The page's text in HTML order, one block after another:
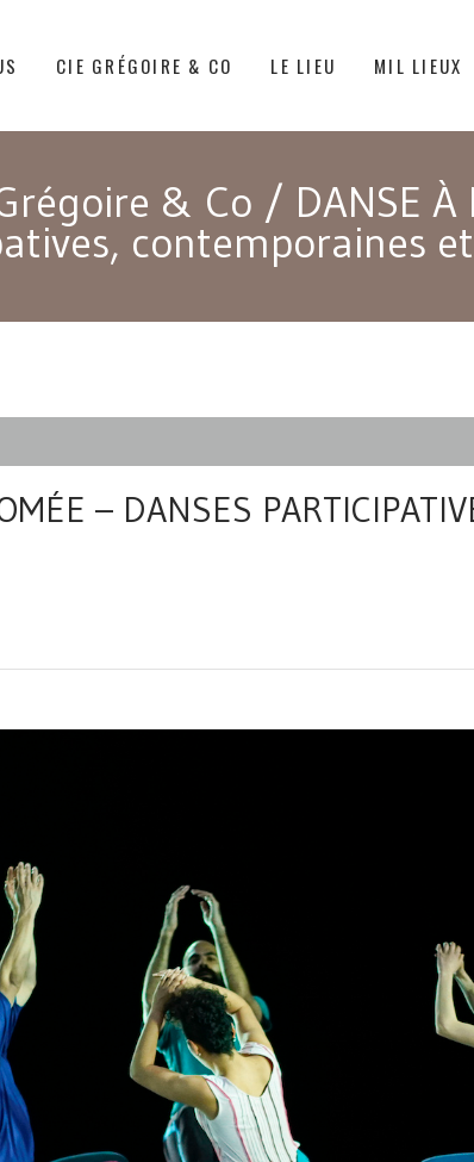
CIE GRÉGOIRE & CO LE LIEU MIL LIEUX
& Co / DANSE
contemporaines
– DANSES